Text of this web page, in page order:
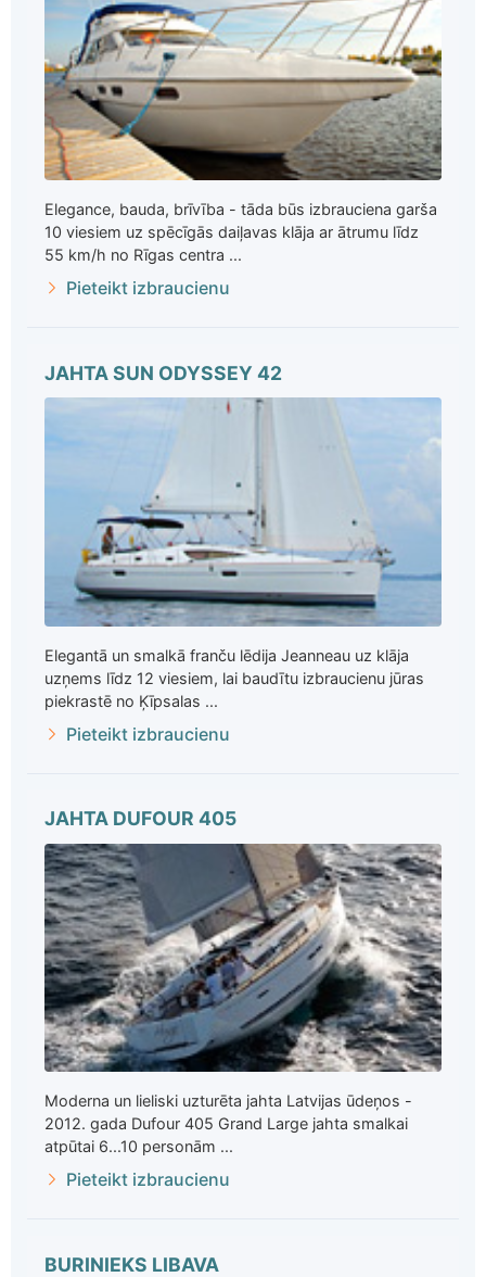
Elegance, bauda, brīvība - tāda būs izbrauciena garša
10 viesiem uz spēcīgās daiļavas klāja ar ātrumu līdz
55 km/h no Rīgas centra ...
Pieteikt izbraucienu
JAHTA SUN ODYSSEY 42
Elegantā un smalkā franču lēdija Jeanneau uz klāja
uzņems līdz 12 viesiem, lai baudītu izbraucienu jūras
piekrastē no Ķīpsalas ...
Pieteikt izbraucienu
JAHTA DUFOUR 405
Moderna un lieliski uzturēta jahta Latvijas ūdeņos -
2012. gada Dufour 405 Grand Large jahta smalkai
atpūtai 6...10 personām ...
Pieteikt izbraucienu
BURINIEKS LIBAVA